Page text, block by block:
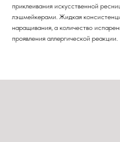
приклеивания искусственной
лэшмейкерами. Жидкая
наращивания, а количество
проявления аллергической реакции.